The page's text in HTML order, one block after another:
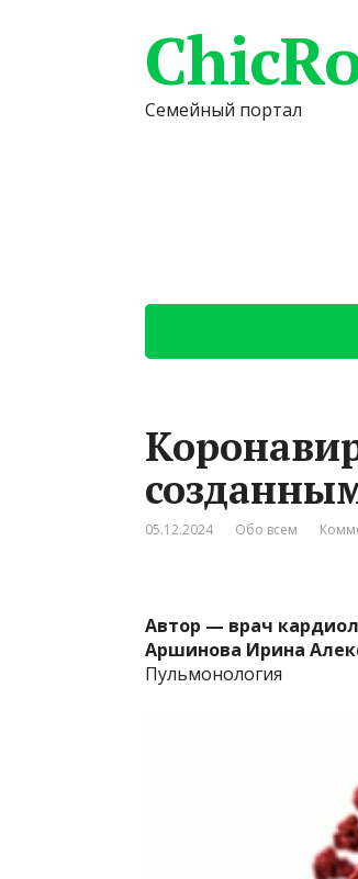
Семейный портал
05.12.2024 Обо всем
Автор — врач
Аршинова Ирина
Пульмонология